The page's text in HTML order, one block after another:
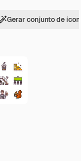
Gerar conjunto de